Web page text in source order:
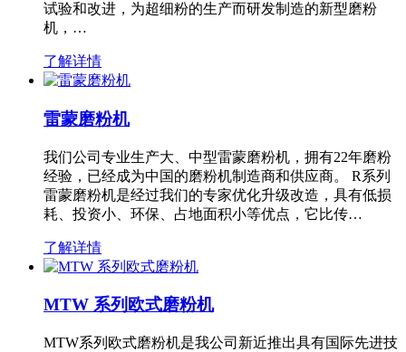
试验和改进，为超细粉的生产而研发制造的新型磨粉
机，…
了解详情
雷蒙磨粉机
我们公司专业生产大、中型雷蒙磨粉机，拥有22年磨粉
经验，已经成为中国的磨粉机制造商和供应商。 R系列
雷蒙磨粉机是经过我们的专家优化升级改造，具有低损
耗、投资小、环保、占地面积小等优点，它比传…
了解详情
MTW 系列欧式磨粉机
MTW系列欧式磨粉机是我公司新近推出具有国际先进技